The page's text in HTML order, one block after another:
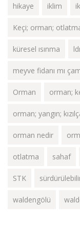
hikaye iklim
Keçi; orman;
küresel ısınma
meyve fidanı mı
Orman orman;
orman; yangın;
orman nedir
otlatma sahaf
STK
waldengölü